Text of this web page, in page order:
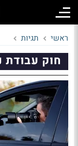
ראשי תגיות
חוק עבודת